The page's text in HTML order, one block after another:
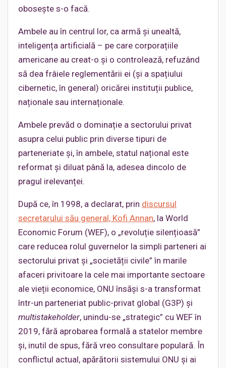
obosește s-o facă.
Ambele au în centrul lor, ca armă și unealtă,
inteligența artificială – pe care corporațiile
americane au creat-o și o controlează, refuzând
să dea frâiele reglementării ei (și a spațiului
cibernetic, în general) oricărei instituții publice,
naționale sau internaționale.
Ambele prevăd o dominație a sectorului privat
asupra celui public prin diverse tipuri de
parteneriate și, în ambele, statul național este
reformat și diluat până la, adesea dincolo de
pragul irelevanței.
După ce, în 1998, a declarat, prin discursul
secretarului său general, Kofi Annan, la World
Economic Forum (WEF), o „revoluție silențioasă”
care reducea rolul guvernelor la simpli parteneri ai
sectorului privat și „societății civile” în marile
afaceri privitoare la cele mai importante sectoare
ale vieții economice, ONU însăși s-a transformat
într-un parteneriat public-privat global (G3P) și
multistakeholder, unindu-se „strategic” cu WEF în
2019, fără aprobarea formală a statelor membre
și, inutil de spus, fără vreo consultare populară. În
conflictul actual, apărătorii sistemului ONU și ai